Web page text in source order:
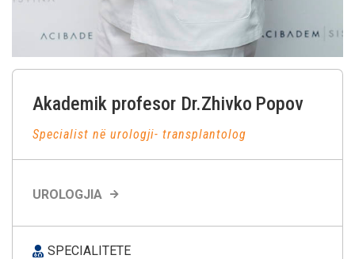
Akademik profesor Dr.Zhivko Popov
Specialist në urologji- transplantolog
UROLOGJIA
SPECIALITETE